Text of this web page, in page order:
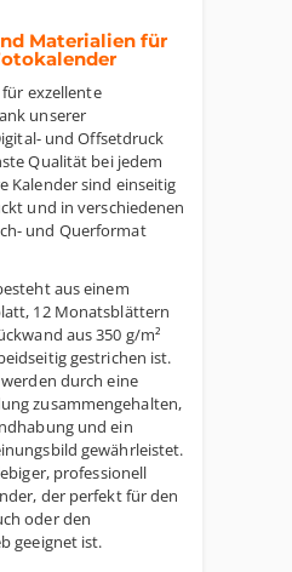
Materialien für
exzellente
unserer
und Offsetdruck
Qualität bei jedem
Kalender sind einseitig
und in verschiedenen
und Querformat
aus einem
12 Monatsblättern
aus 350 g/m²
gestrichen ist.
durch eine
zusammengehalten,
und ein
gewährleistet.
professionell
der perfekt für den
oder den
geeignet ist.